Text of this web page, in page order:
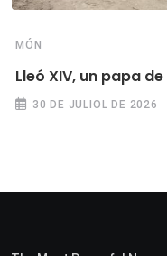
MÓN
Lleó XIV, un papa
30 DE JULIOL DE 2026